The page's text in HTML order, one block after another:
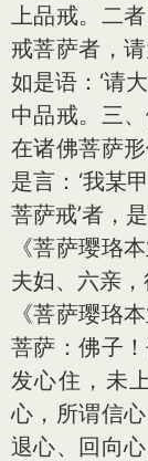
上品戒。二
戒菩萨者，
如是语：‘请
中品戒。三
在诸佛菩萨
是言：‘我某
菩萨戒’者，
《菩萨璎珞
夫妇、六亲，
《菩萨璎珞
菩萨：佛子
发心住，未
心，所谓信
退心、回向